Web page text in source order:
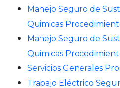
Manejo Seguro de
Quimicas
Manejo Seguro de
Quimicas
Servicios Generales
Trabajo Eléctrico